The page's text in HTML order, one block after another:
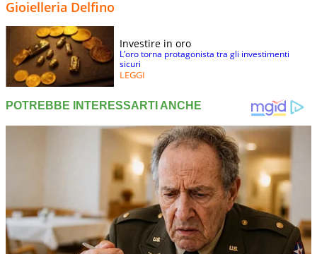
Gioielleria Delfino
Investire in oro
L’oro torna protagonista tra gli investimenti
sicuri
LEGGI